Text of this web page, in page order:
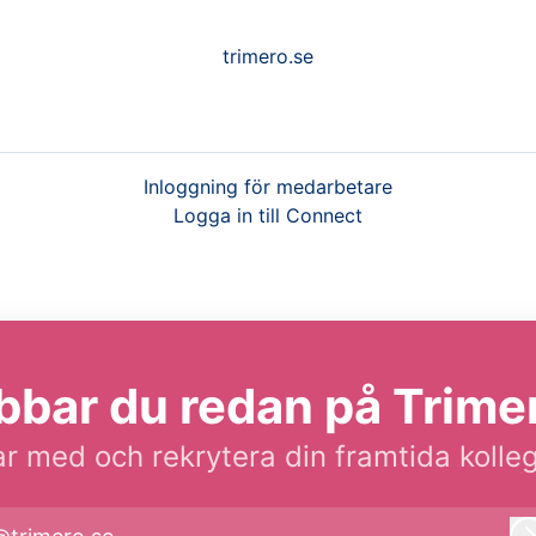
trimero.se
Inloggning för medarbetare
Logga in till Connect
du redan på
med och rekrytera din framtida